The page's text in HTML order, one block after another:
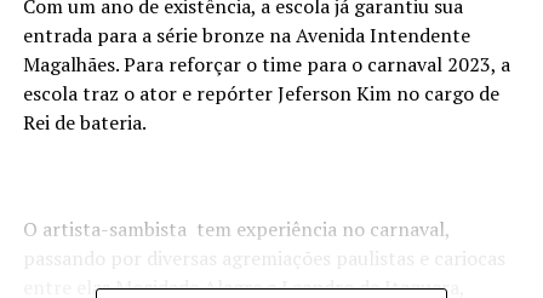
Com um ano de existência, a escola já garantiu sua
entrada para a série bronze na Avenida Intendente
Magalhães. Para reforçar o time para o carnaval 2023, a
escola traz o ator e repórter Jeferson Kim no cargo de
Rei de bateria.
O artista-sambista tem experiência no carnaval,
passando por diversas agremiações paulistas e cariocas
entre elas Mocidade Alegre e Leandro de Itaquera,